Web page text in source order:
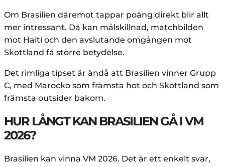
Om Brasilien däremot tappar poäng direkt blir allt
mer intressant. Då kan målskillnad, matchbilden
mot Haiti och den avslutande omgången mot
Skottland få större betydelse.
Det rimliga tipset är ändå att Brasilien vinner Grupp
C, med Marocko som främsta hot och Skottland som
främsta outsider bakom.
HUR LÅNGT KAN BRASILIEN GÅ I VM
2026?
Brasilien kan vinna VM 2026. Det är ett enkelt svar,